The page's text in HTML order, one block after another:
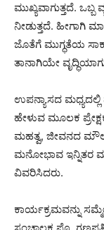
ಮುಖ್ಯವಾಗುತ್ತದೆ. ಒಬ್ಬ
ನೀಡುತ್ತದೆ. ಹೀಗಾಗಿ
ಜೊತೆಗೆ ಮುಗ್ಧತೆಯ
ತಾನಾಗಿಯೇ
ಉಪನ್ಯಾಸದ ಮಧ್ಯದಲ್ಲಿ
ಹೇಳುವ ಮೂಲಕ
ಮಹತ್ವ, ಜೀವನದ
ಮನೋಭಾವ ಇನ್ನಿತರ
ವಿವರಿಸಿದರು.
ಕಾರ್ಯಕ್ರಮವನ್ನು